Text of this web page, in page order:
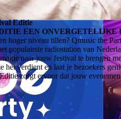
Editie
EEN ONVERGETELIJKE
hoger niveau tillen? Qmusic the
populairste radiostation van
naar jouw festival te brengen
het verdient en laat je bezoekers
zorgt ervoor dat jouw